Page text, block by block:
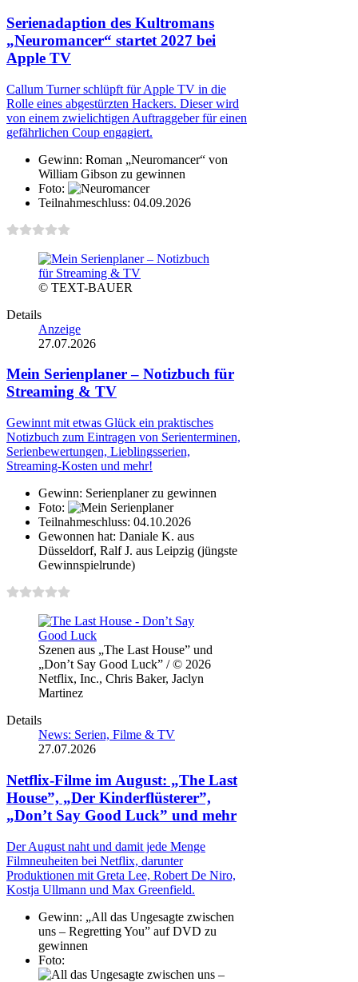
Serienadaption des Kultromans
„Neuromancer“ startet 2027 bei
Apple TV
Callum Turner schlüpft für Apple TV in die
Rolle eines abgestürzten Hackers. Dieser wird
von einem zwielichtigen Auftraggeber für einen
gefährlichen Coup engagiert.
Gewinn: Roman „Neuromancer“ von
William Gibson zu gewinnen
Foto:
Teilnahmeschluss: 04.09.2026
© TEXT-BAUER
Details
Anzeige
27.07.2026
Mein Serienplaner – Notizbuch für
Streaming & TV
Gewinnt mit etwas Glück ein praktisches
Notizbuch zum Eintragen von Serienterminen,
Serienbewertungen, Lieblingsserien,
Streaming-Kosten und mehr!
Gewinn: Serienplaner zu gewinnen
Foto:
Teilnahmeschluss: 04.10.2026
Gewonnen hat: Daniale K. aus
Düsseldorf, Ralf J. aus Leipzig (jüngste
Gewinnspielrunde)
Szenen aus „The Last House” und
„Don’t Say Good Luck” / © 2026
Netflix, Inc., Chris Baker, Jaclyn
Martinez
Details
News: Serien, Filme & TV
27.07.2026
Netflix-Filme im August: „The Last
House”, „Der Kinderflüsterer”,
„Don’t Say Good Luck” und mehr
Der August naht und damit jede Menge
Filmneuheiten bei Netflix, darunter
Produktionen mit Greta Lee, Robert De Niro,
Kostja Ullmann und Max Greenfield.
Gewinn: „All das Ungesagte zwischen
uns – Regretting You” auf DVD zu
gewinnen
Foto: